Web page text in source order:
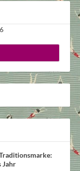
Jahr